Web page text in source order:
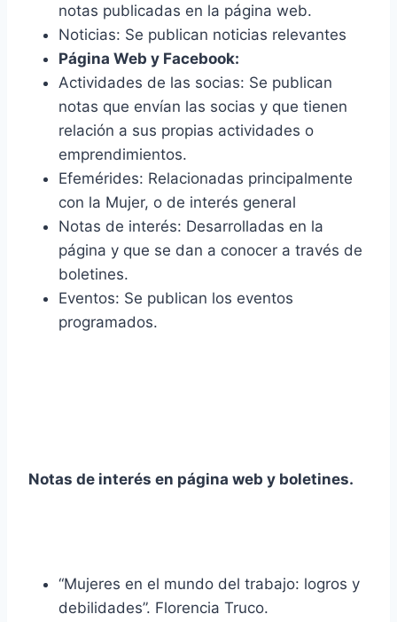
notas publicadas en la página web.
Noticias: Se publican noticias relevantes
Página Web y Facebook:
Actividades de las socias: Se publican
notas que envían las socias y que tienen
relación a sus propias actividades o
emprendimientos.
Efemérides: Relacionadas principalmente
con la Mujer, o de interés general
Notas de interés: Desarrolladas en la
página y que se dan a conocer a través de
boletines.
Eventos: Se publican los eventos
programados.
Notas de interés en página web y boletines.
“Mujeres en el mundo del trabajo: logros y
debilidades”. Florencia Truco.